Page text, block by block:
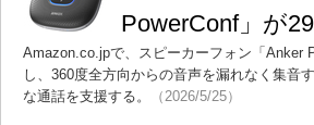
PowerConf」が
Amazon.co.jpで、スピーカーフォン「Anker
し、360度全方向からの音声を漏れなく集音
な通話を支援する。
（2026/5/25）